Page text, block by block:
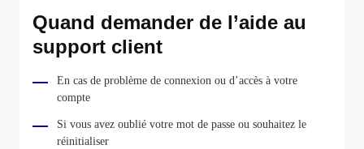
Quand demander de l’aide au
support client
En cas de problème de connexion ou d’accès à votre
compte
Si vous avez oublié votre mot de passe ou souhaitez le
réinitialiser